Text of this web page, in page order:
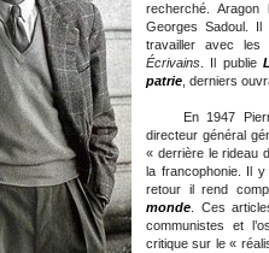
recherché.
Georges Sadoul.
travailler avec les
Écrivains . Il publie
patrie , derniers
En 1947
directeur général
« derrière le rideau
la francophonie. Il
retour il rend
monde . Ces
communistes et
critique sur le «